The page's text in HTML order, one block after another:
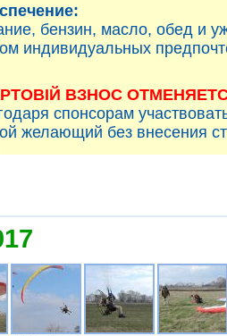
бензин, масло, обед и
индивидуальных
ВЗНОС
спонсорам
желающий без внесения